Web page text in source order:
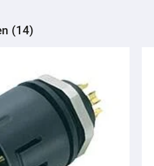
(14)